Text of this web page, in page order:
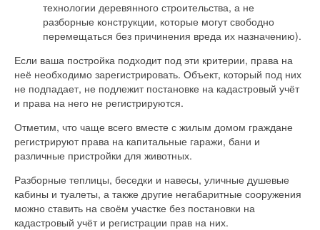
технологии деревянного строительства, а не
разборные конструкции, которые могут свободно
перемещаться без причинения вреда их назначению).
Если ваша постройка подходит под эти критерии, права на
неё необходимо зарегистрировать. Объект, который под них
не подпадает, не подлежит постановке на кадастровый учёт
и права на него не регистрируются.
Отметим, что чаще всего вместе с жилым домом граждане
регистрируют права на капитальные гаражи, бани и
различные пристройки для животных.
Разборные теплицы, беседки и навесы, уличные душевые
кабины и туалеты, а также другие негабаритные сооружения
можно ставить на своём участке без постановки на
кадастровый учёт и регистрации прав на них.